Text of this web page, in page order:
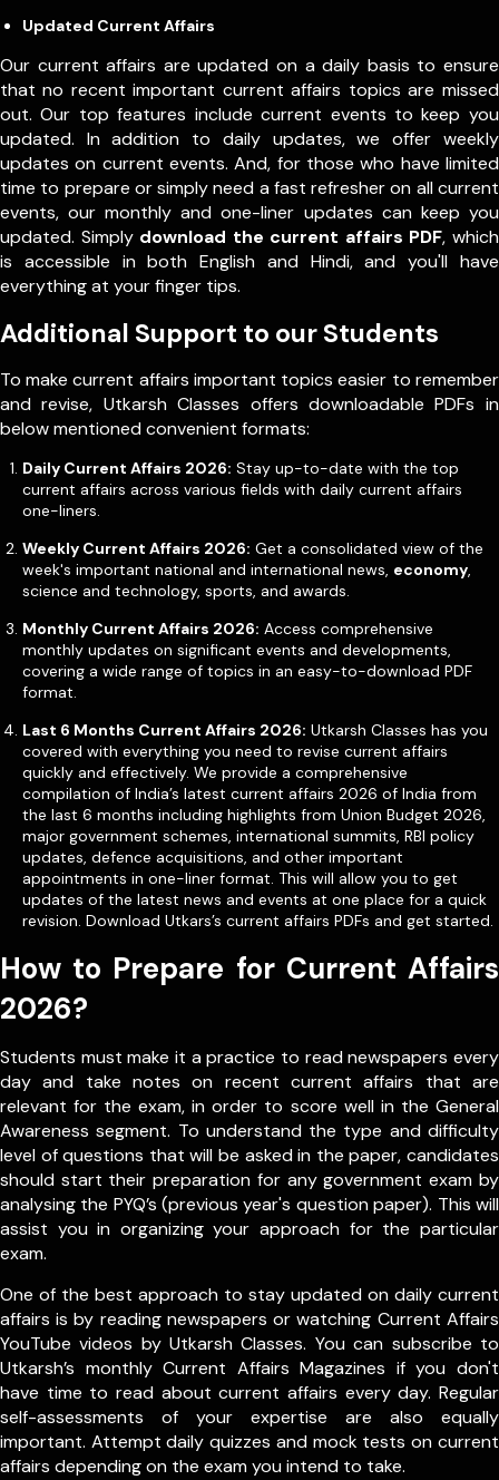
Updated Current Affairs
Our current affairs are updated on a daily basis to ensure
that no recent important current affairs topics are missed
out. Our top features include current events to keep you
updated. In addition to daily updates, we offer weekly
updates on current events. And, for those who have limited
time to prepare or simply need a fast refresher on all current
events, our monthly and one-liner updates can keep you
updated. Simply download the current affairs PDF, which
is accessible in both English and Hindi, and you'll have
everything at your finger tips.
Additional Support to our Students
To make current affairs important topics easier to remember
and revise, Utkarsh Classes offers downloadable PDFs in
below mentioned convenient formats:
Daily Current Affairs 2026: Stay up-to-date with the top
current affairs across various fields with daily current affairs
one-liners.
Weekly Current Affairs 2026: Get a consolidated view of the
week's important national and international news, economy,
science and technology, sports, and awards.
Monthly Current Affairs 2026: Access comprehensive
monthly updates on significant events and developments,
covering a wide range of topics in an easy-to-download PDF
format.
Last 6 Months Current Affairs 2026: Utkarsh Classes has you
covered with everything you need to revise current affairs
quickly and effectively. We provide a comprehensive
compilation of India’s latest current affairs 2026 of India from
the last 6 months including highlights from Union Budget 2026,
major government schemes, international summits, RBI policy
updates, defence acquisitions, and other important
appointments in one-liner format. This will allow you to get
updates of the latest news and events at one place for a quick
revision. Download Utkars’s current affairs PDFs and get started.
How to Prepare for Current Affairs
2026?
Students must make it a practice to read newspapers every
day and take notes on recent current affairs that are
relevant for the exam, in order to score well in the General
Awareness segment. To understand the type and difficulty
level of questions that will be asked in the paper, candidates
should start their preparation for any government exam by
analysing the PYQ’s (previous year's question paper). This will
assist you in organizing your approach for the particular
exam.
One of the best approach to stay updated on daily current
affairs is by reading newspapers or watching Current Affairs
YouTube videos by Utkarsh Classes. You can subscribe to
Utkarsh’s monthly Current Affairs Magazines if you don't
have time to read about current affairs every day. Regular
self-assessments of your expertise are also equally
important. Attempt daily quizzes and mock tests on current
affairs depending on the exam you intend to take.